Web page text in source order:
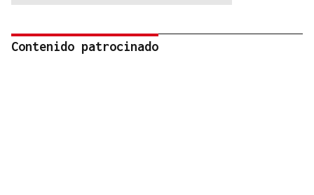
Contenido patrocinado